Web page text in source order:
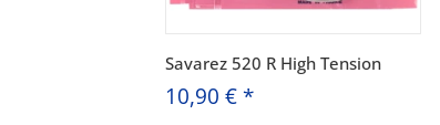
Savarez 520 R High Tension
10,90 € *